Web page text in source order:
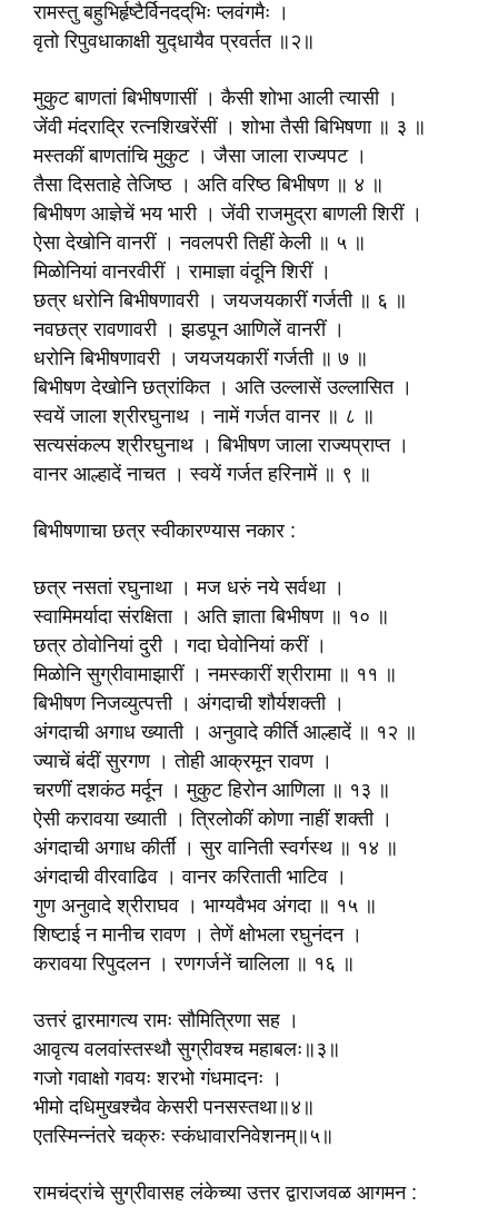
रामस्तु बहुभिर्हृष्टैर्विनदद्‌भिः प्लवंगमैः ।
वृतो रिपुवधाकाक्षी युद्‍धायैव प्रवर्तत ॥२॥
मुकुट बाणतां बिभीषणासीं । कैसी शोभा आली त्यासी ।
जेंवी मंदराद्रि रत्‍नशिखरेंसीं । शोभा तैसी बिभिषणा ॥ ३ ॥
मस्तकीं बाणतांचि मुकुट । जैसा जाला राज्यपट ।
तैसा दिसताहे तेजिष्ठ । अति वरिष्ठ बिभीषण ॥ ४ ॥
बिभीषण आज्ञेचें भय भारी । जेंवी राजमुद्रा बाणली शिरीं ।
ऐसा देखोनि वानरीं । नवलपरी तिहीं केली ॥ ५ ॥
मिळोनियां वानरवीरीं । रामाज्ञा वंदूनि शिरीं ।
छत्र धरोनि बिभीषणावरी । जयजयकारीं गर्जती ॥ ६ ॥
नवछत्र रावणावरी । झडपून आणिलें वानरीं ।
धरोनि बिभीषणावरी । जयजयकारीं गर्जती ॥ ७ ॥
बिभीषण देखोनि छत्रांकित । अति उल्लासें उल्लासित ।
स्वयें जाला श्रीरघुनाथ । नामें गर्जत वानर ॥ ८ ॥
सत्यसंकल्प श्रीरघुनाथ । बिभीषण जाला राज्यप्राप्त ।
वानर आल्हादें नाचत । स्वयें गर्जत हरिनामें ॥ ९ ॥
बिभीषणाचा छत्र स्वीकारण्यास नकार :
छत्र नसतां रघुनाथा । मज धरुं नये सर्वथा ।
स्वामिमर्यादा संरक्षिता । अति ज्ञाता बिभीषण ॥ १० ॥
छत्र ठोवोनियां दुरी । गदा घेवोनियां करीं ।
मिळोनि सुग्रीवामाझारीं । नमस्कारीं श्रीरामा ॥ ११ ॥
बिभीषण निजव्युत्पत्ती । अंगदाची शौर्यशक्ती ।
अंगदाची अगाध ख्याती । अनुवादे कीर्ति आल्हादें ॥ १२ ॥
ज्याचें बंदीं सुरगण । तोही आक्रमून रावण ।
चरणीं दशकंठ मर्दून । मुकुट हिरोन आणिला ॥ १३ ॥
ऐसी करावया ख्याती । त्रिलोकीं कोणा नाहीं शक्ती ।
अंगदाची अगाध कीर्तीं । सुर वानिती स्वर्गस्थ ॥ १४ ॥
अंगदाची वीरवाढिव । वानर करिताती भाटिव ।
गुण अनुवादे श्रीराघव । भाग्यवैभव अंगदा ॥ १५ ॥
शिष्टाई न मानीच रावण । तेणें क्षोभला रघुनंदन ।
करावया रिपुदलन । रणगर्जनें चालिला ॥ १६ ॥
उत्तरं द्वारमागत्य रामः सौ‍मित्रिणा सह ।
आवृत्य वलवांस्तस्थौ सुग्रीवश्च महाबलः॥३॥
गजो गवाक्षो गवयः शरभो गंधमादनः ।
भीमो दधिमुखश्चैव केसरी पनसस्तथा॥४॥
एतस्मिन्नंतरे चक्रुः स्कंधावारनिवेशनम्॥५॥
रामचंद्रांचे सुग्रीवासह लंकेच्या उत्तर द्वाराजवळ आगमन :